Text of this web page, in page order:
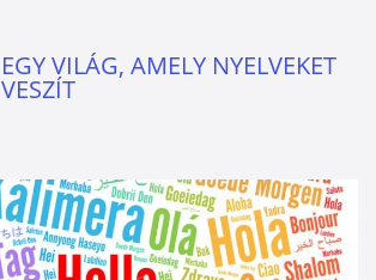
EGY VILÁG, AMELY NYELVEKET
VESZÍT